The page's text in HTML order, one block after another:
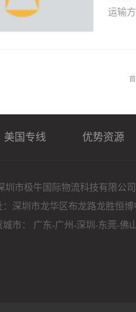
运输
美国专线 优势资源
圳市极牛国际物流科技有限公司
：深圳市龙华区布龙路龙胜恒博
城市： 广东-广州-深圳-东莞-佛